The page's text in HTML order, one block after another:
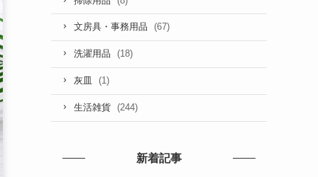
文房具・事務用品 (67)
洗濯用品 (18)
灰皿 (1)
生活雑貨 (244)
新着記事